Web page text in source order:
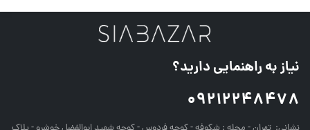
نیاز به راهنمایی دارید؟
09212248478